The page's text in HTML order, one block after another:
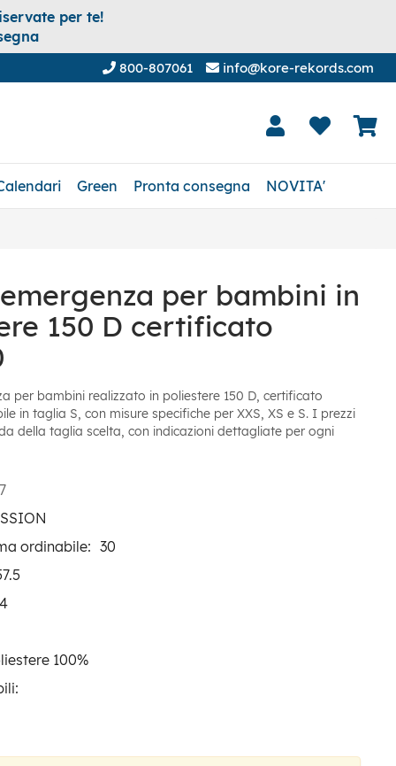
per te!
800-807061 info@kore-rekords.com
Green Pronta consegna NOVITA'
per bambini in
150 D certificato
per bambini realizzato in poliestere 150 D, certificato
in taglia S, con misure specifiche per XXS, XS e S. I prezzi
della taglia scelta, con indicazioni dettagliate per ogni
ordinabile: 30
100%